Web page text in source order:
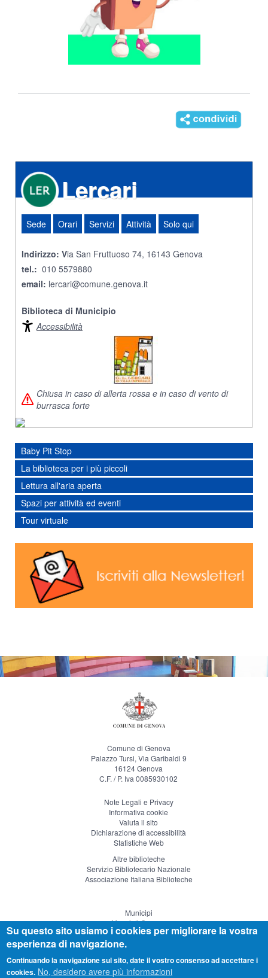
Lercari
Sede Orari Servizi Attività Solo qui
Indirizzo: Via San Fruttuoso 74, 16143 Genova
tel.: 010 5579880
email: lercari@comune.genova.it
Biblioteca di Municipio
Accessibilità
Chiusa in caso di allerta rossa e in caso di vento di
burrasca forte
Baby Pit Stop
La biblioteca per i più piccoli
Lettura all'aria aperta
Spazi per attività ed eventi
Tour virtuale
Comune di Genova
Palazzo Tursi, Via Garibaldi 9
16124 Genova
C.F. / P. Iva 0085930102
Note Legali e Privacy
Informativa cookie
Valuta il sito
Dichiarazione di accessibilità
Statistiche Web
Altre biblioteche
Servizio Bibliotecario Nazionale
Associazione Italiana Biblioteche
Municipi
Musei di Genova
Genova Teatro
Visitgenoa
Su questo sito usiamo i cookies per migliorare la vostra
esperienza di navigazione.
Continuando la navigazione sul sito, date il vostro consenso ad accettare i
cookies. No, desidero avere più informazioni